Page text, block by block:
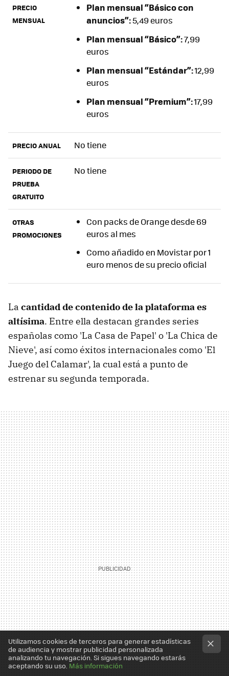
PRECIO
MENSUAL
Plan mensual “Básico con
anuncios”:5,49 euros
Plan mensual “Básico”:7,99
euros
Plan mensual “Estándar”:12,99
euros
Plan mensual “Premium”:17,99
euros
PRECIO ANUAL No tiene
PERIODO DE
PRUEBA
GRATUITO
No tiene
OTRAS
PROMOCIONES
Con packs de Orange desde 69
euros al mes
Como añadido en Movistar por 1
euro menos de su precio oficial
La cantidad de contenido de la plataforma es
altísima. Entre ella destacan grandes series
españolas como 'La Casa de Papel' o 'La Chica de
Nieve', así como éxitos internacionales como 'El
Juego del Calamar', la cual está a punto de
estrenar su segunda temporada.
Utilizamos cookies de terceros para generar estadísticas
de audiencia y mostrar publicidad personalizada
analizando tu navegación. Si sigues navegando estarás
aceptando su uso. Más información